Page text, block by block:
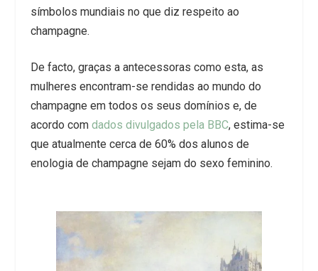
símbolos mundiais no que diz respeito ao
champagne.
De facto, graças a antecessoras como esta, as
mulheres encontram-se rendidas ao mundo do
champagne em todos os seus domínios e, de
acordo com dados divulgados pela BBC, estima-se
que atualmente cerca de 60% dos alunos de
enologia de champagne sejam do sexo feminino.